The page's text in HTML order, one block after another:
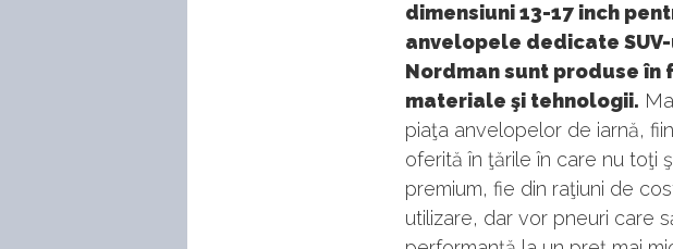
dimensiuni 13-17 inch
anvelopele dedicate
Nordman sunt produse
materiale şi tehnologii.
piaţa anvelopelor de iarnă,
oferită în ţările în care nu toţi
premium, fie din raţiuni de
utilizare, dar vor pneuri care